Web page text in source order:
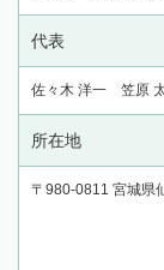
代表
佐々木 洋一 笠原
所在地
〒980-0811 宮城県